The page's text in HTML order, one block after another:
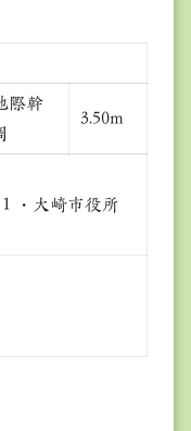
際幹
3.50m
・大崎市役所